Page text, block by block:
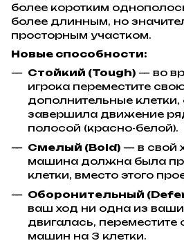
более коротким
более длинным, но
просторным участком.
Новые способности:
Стойкий (Tough) — во
игрока переместите
дополнительные клетки,
завершила движение
полосой (красно-белой).
Смелый (Bold) — в свой
машина должна была
клетки, вместо этого
Оборонительный
ваш ход ни одна из
двигалась, переместите
машин на 3 клетки.